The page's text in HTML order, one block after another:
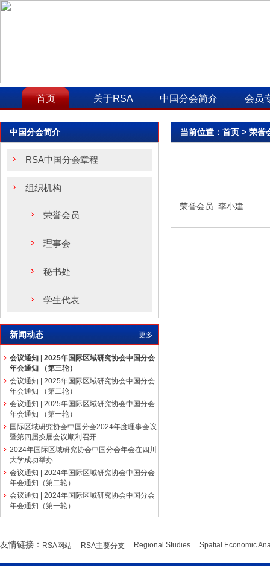
首页 关于RSA 中国分会简介 会员
中国分会简介
RSA中国分会章程
组织机构
荣誉会员
理事会
秘书处
学生代表
更多
新闻动态
会议通知 | 2025年国际区域研究协会中国分会
年会通知 （第三轮）
会议通知 | 2025年国际区域研究协会中国分会
年会通知 （第二轮）
会议通知 | 2025年国际区域研究协会中国分会
年会通知 （第一轮）
国际区域研究协会中国分会2024年度理事会议
暨第四届换届会议顺利召开
2024年国际区域研究协会中国分会年会在四川
大学成功举办
会议通知 | 2024年国际区域研究协会中国分会
年会通知（第二轮）
会议通知 | 2024年国际区域研究协会中国分会
年会通知（第一轮）
当前位置： 首页 > 荣誉
荣誉会员 李小建
友情链接： RSA网站 RSA主要分支 Regional Studies Spatial Economic